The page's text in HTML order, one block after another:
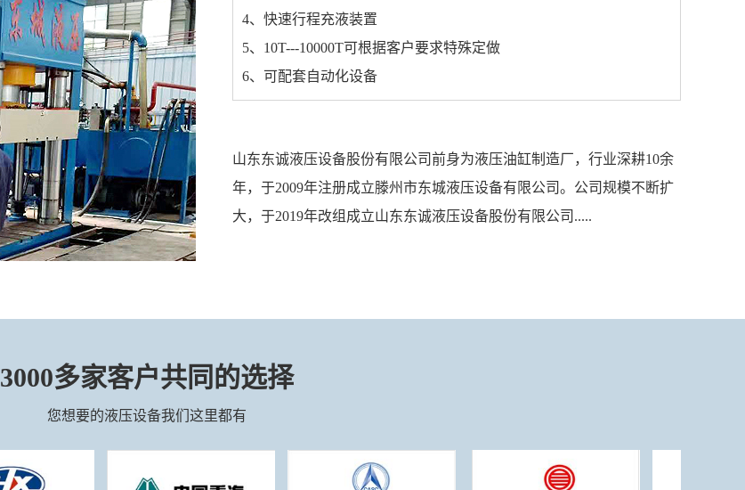
4、快速行程充液装置
5、10T---10000T可根据客户要求特殊定做
6、可配套自动化设备
山东东诚液压设备股份有限公司前身为液压油缸制造厂，行业深耕10余
年，于2009年注册成立滕州市东城液压设备有限公司。公司规模不断扩
大，于2019年改组成立山东东诚液压设备股份有限公司.....
3000多家客户共同的选择
您想要的液压设备我们这里都有